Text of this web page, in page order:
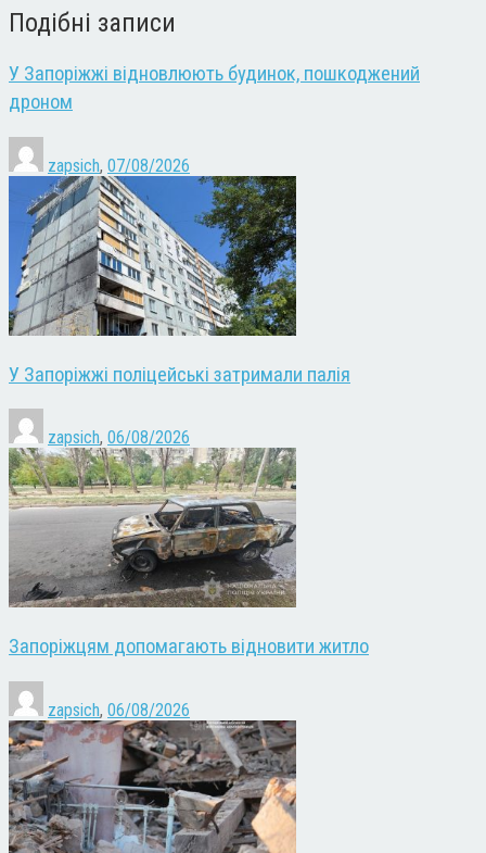
Подібні записи
У Запоріжжі відновлюють будинок, пошкоджений
дроном
zapsich, 07/08/2026
У Запоріжжі поліцейські затримали палія
zapsich, 06/08/2026
Запоріжцям допомагають відновити житло
zapsich, 06/08/2026